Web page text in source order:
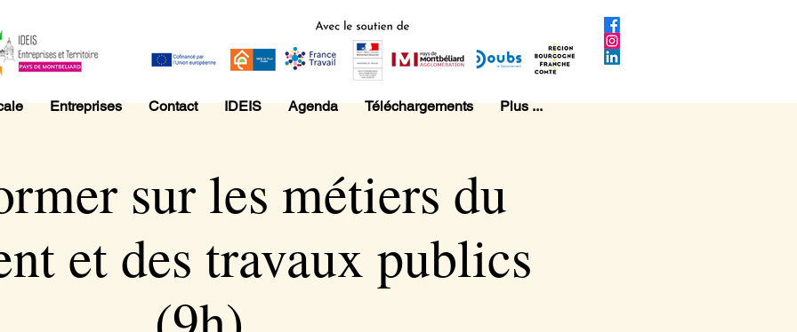
sur les métiers du
et des travaux publics
Entreprises Contact IDEIS Agenda Téléchargements Plus ...